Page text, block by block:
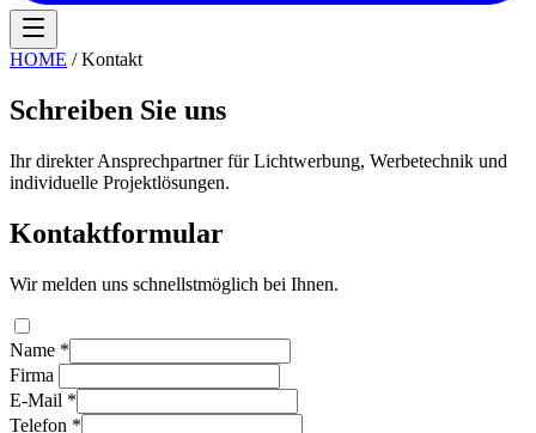
HOME / Kontakt
Schreiben Sie uns
Ihr direkter Ansprechpartner für Lichtwerbung, Werbetechnik und
individuelle Projektlösungen.
Kontaktformular
Wir melden uns schnellstmöglich bei Ihnen.
Name *
Firma
E-Mail *
Telefon *